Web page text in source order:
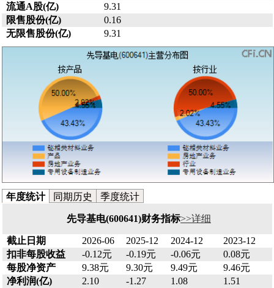
流通A股(亿)
9.31
限售股份(亿)
0.16
无限售股份(亿)
9.31
年度统计 同期历史 季度统计
先导基电(600641)财务指标>>详细
截止日期 2026-06 2025-12 2024-12
2023-12
扣非每股收益
-0.12元 -0.19元 -0.06元
0.08元
每股净资产
9.38元 9.30元 9.49元
9.46元
净利润(亿)
2.10 -1.27 1.08
1.51